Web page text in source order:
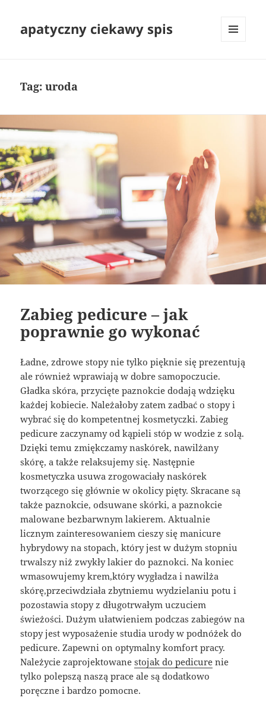
apatyczny ciekawy spis
Tag:uroda
Zabieg pedicure – jak
poprawnie go wykonać
Ładne, zdrowe stopy nie tylko pięknie się prezentują
ale również wprawiają w dobre samopoczucie.
Gładka skóra, przycięte paznokcie dodają wdzięku
każdej kobiecie. Należałoby zatem zadbać o stopy i
wybrać się do kompetentnej kosmetyczki. Zabieg
pedicure zaczynamy od kąpieli stóp w wodzie z solą.
Dzięki temu zmiękczamy naskórek, nawilżany
skórę, a także relaksujemy się. Następnie
kosmetyczka usuwa zrogowaciały naskórek
tworzącego się głównie w okolicy pięty. Skracane są
także paznokcie, odsuwane skórki, a paznokcie
malowane bezbarwnym lakierem. Aktualnie
licznym zainteresowaniem cieszy się manicure
hybrydowy na stopach, który jest w dużym stopniu
trwalszy niż zwykły lakier do paznokci. Na koniec
wmasowujemy krem,który wygładza i nawilża
skórę,przeciwdziała zbytniemu wydzielaniu potu i
pozostawia stopy z długotrwałym uczuciem
świeżości. Dużym ułatwieniem podczas zabiegów na
stopy jest wyposażenie studia urody w podnóżek do
pedicure. Zapewni on optymalny komfort pracy.
Należycie zaprojektowanestojak do pedicure nie
tylko polepszą naszą prace ale są dodatkowo
poręczne i bardzo pomocne.